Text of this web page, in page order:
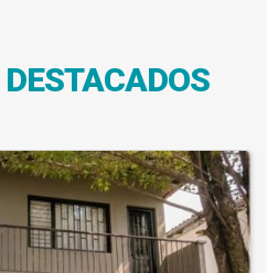
DESTACADOS